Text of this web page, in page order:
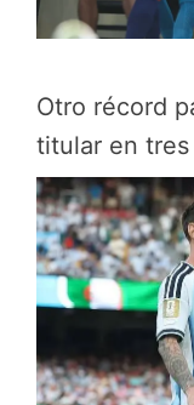
Otro récord
titular en